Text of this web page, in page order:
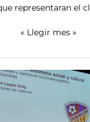
representaran el
« Llegir mes »
catedràtic
alzireny